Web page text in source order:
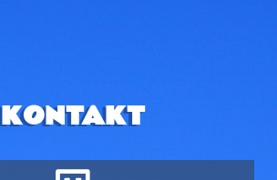
KONTAKT